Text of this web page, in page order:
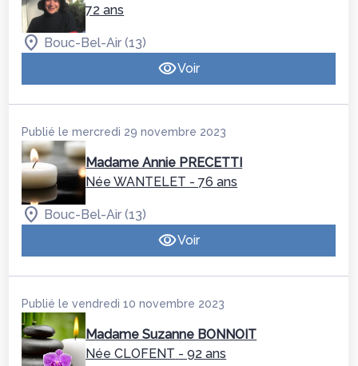
72 ans
Bouc-Bel-Air (13)
Voir
Publié le mercredi 29 novembre 2023
Madame Annie PRECETTI
Née WANTELET - 76 ans
Bouc-Bel-Air (13)
Voir
Publié le vendredi 10 novembre 2023
Madame Suzanne BONNOIT
Née CLOFENT - 92 ans